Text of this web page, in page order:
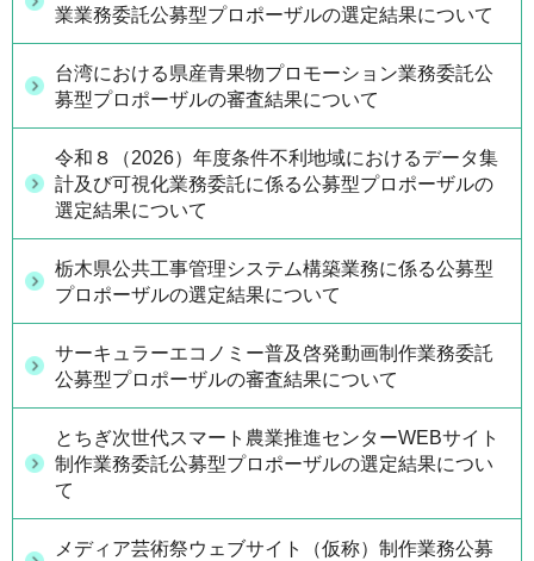
業業務委託公募型プロポーザルの選定結果について
台湾における県産青果物プロモーション業務委託公
募型プロポーザルの審査結果について
令和８（2026）年度条件不利地域におけるデータ集
計及び可視化業務委託に係る公募型プロポーザルの
選定結果について
栃木県公共工事管理システム構築業務に係る公募型
プロポーザルの選定結果について
サーキュラーエコノミー普及啓発動画制作業務委託
公募型プロポーザルの審査結果について
とちぎ次世代スマート農業推進センターWEBサイト
制作業務委託公募型プロポーザルの選定結果につい
て
メディア芸術祭ウェブサイト（仮称）制作業務公募